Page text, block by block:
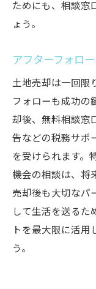
ためにも、相談窓
ょう。
アフターフォロ
土地売却は一回限
フォローも成功の
却後、無料相談窓
告などの税務サポ
を受けられます。
機会の相談は、将
売却後も大切なパ
して生活を送るた
トを最大限に活用
う。